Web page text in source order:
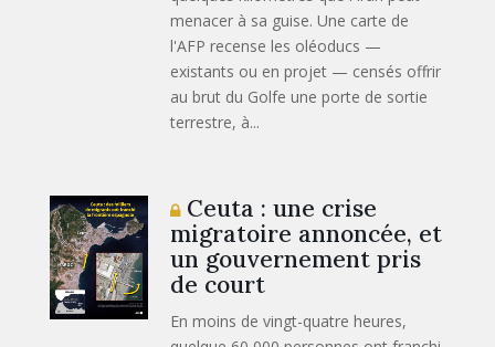
menacer à sa guise. Une carte de
l'AFP recense les oléoducs —
existants ou en projet — censés offrir
au brut du Golfe une porte de sortie
terrestre, à...
Ceuta : une crise
migratoire annoncée, et
un gouvernement pris
de court
En moins de vingt-quatre heures,